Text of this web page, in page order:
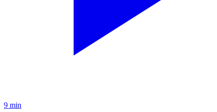
9 min